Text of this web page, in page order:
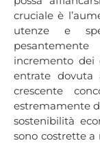
cruciale è
utenze e
incremento dei
entrate dovuta
crescente
estremamente
sostenibilità
sono costrette